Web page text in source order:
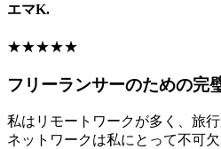
エマK.
★★★★★
フリーランサーのための完
私はリモートワークが多く、旅
ネットワークは私にとって不可